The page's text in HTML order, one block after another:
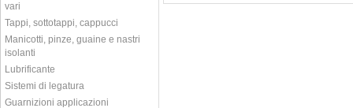
vari
Tappi, sottotappi, cappucci
Manicotti, pinze, guaine e nastri
isolanti
Lubrificante
Sistemi di legatura
Guarnizioni applicazioni